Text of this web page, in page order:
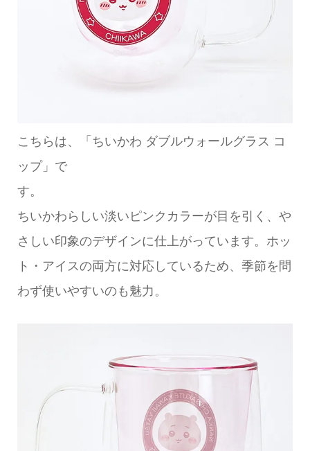
こちらは、「ちいかわ ダブルウォールグラス コ
ップ」で
す。
ちいかわらしい淡いピンクカラーが目を引く、や
さしい印象のデザインに仕上がっています。ホッ
ト・アイスの両方に対応しているため、季節を問
わず使いやすいのも魅力。